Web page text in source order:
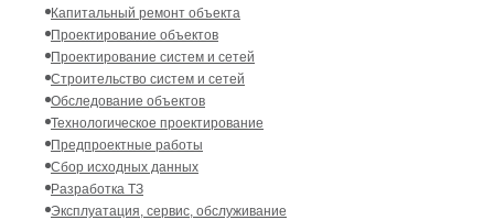
Капитальный ремонт объекта
Проектирование объектов
Проектирование систем и сетей
Строительство систем и сетей
Обследование объектов
Технологическое проектирование
Предпроектные работы
Сбор исходных данных
Разработка ТЗ
Эксплуатация, сервис, обслуживание